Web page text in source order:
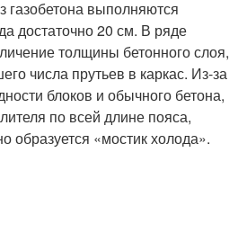
Армопояс под мауэрлат
Армопояс под
газобетон
газобетона выполняются
достаточно 20 см. В ряде
толщины бетонного слоя,
числа прутьев в каркас. Из-за
блоков и обычного бетона,
по всей длине пояса,
образуется «мостик холода».